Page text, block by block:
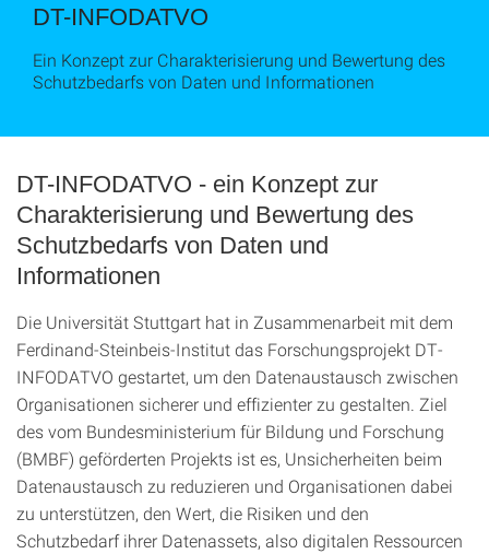
DT-INFODATVO
Ein Konzept zur Charakterisierung und Bewertung des
Schutzbedarfs von Daten und Informationen
DT-INFODATVO - ein Konzept zur
Charakterisierung und Bewertung des
Schutzbedarfs von Daten und
Informationen
Die Universität Stuttgart hat in Zusammenarbeit mit dem
Ferdinand-Steinbeis-Institut das Forschungsprojekt DT-
INFODATVO gestartet, um den Datenaustausch zwischen
Organisationen sicherer und effizienter zu gestalten. Ziel
des vom Bundesministerium für Bildung und Forschung
(BMBF) geförderten Projekts ist es, Unsicherheiten beim
Datenaustausch zu reduzieren und Organisationen dabei
zu unterstützen, den Wert, die Risiken und den
Schutzbedarf ihrer Datenassets, also digitalen Ressourcen